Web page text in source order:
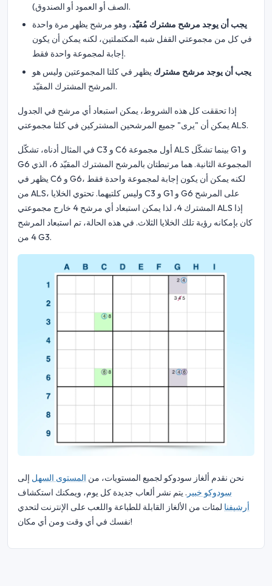
الصف أو العمود أو الصندوق).
يجب أن يوجد مرشح مشترك مُقيّد، وهو مرشح يظهر مرة واحدة
في كل من مجموعتي القفل شبه المكتملتين، لكنه يمكن أن يكون
إجابة لمجموعة واحدة فقط.
يجب أن يوجد مرشح مشترك يظهر في كلتا المجموعتين وليس هو
المرشح المشترك المقيّد.
إذا تحققت كل هذه الشروط، يمكن استبعاد أي مرشح في الجدول
يمكن أن "يرى" جميع المرشحين المشتركين في كلتا مجموعتي ALS.
في المثال أدناه، تشكّل C3 و C6 أول مجموعة ALS بينما تشكّل G1 و
G6 المجموعة الثانية. هما مرتبطتان بالمرشح المشترك المقيّد 6، الذي
يظهر في C6 و G6، لكنه يمكن أن يكون إجابة لمجموعة واحدة فقط
من ALS، وليس كلتيهما. تحتوي الخلايا C3 و G1 و G6 على المرشح
المشترك 4، لذا يمكن استبعاد أي مرشح 4 خارج مجموعتي ALS إذا
كان بإمكانه رؤية تلك الخلايا الثلاث. في هذه الحالة، تم استبعاد المرشح
4 من G3.
نحن نقدم ألغاز سودوكو لجميع المستويات، من المستوى السهل إلى
سودوكو خبير . يتم نشر ألعاب جديدة كل يوم، ويمكنك استكشاف
أرشيفنا لمئات من الألغاز القابلة للطباعة واللعب على الإنترنت لتحدي
نفسك في أي وقت ومن أي مكان!